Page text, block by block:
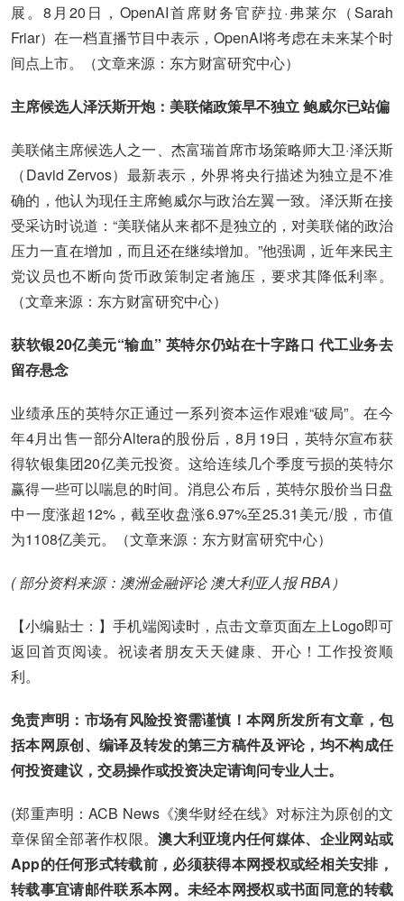
展。8月20日，OpenAI首席财务官萨拉·弗莱尔（Sarah
Friar）在一档直播节目中表示，OpenAI将考虑在未来某个时
间点上市。（文章来源：东方财富研究中心）
主席候选人泽沃斯开炮：美联储政策早不独立 鲍威尔已站偏
美联储主席候选人之一、杰富瑞首席市场策略师大卫·泽沃斯
（David Zervos）最新表示，外界将央行描述为独立是不准
确的，他认为现任主席鲍威尔与政治左翼一致。泽沃斯在接
受采访时说道：“美联储从来都不是独立的，对美联储的政治
压力一直在增加，而且还在继续增加。”他强调，近年来民主
党议员也不断向货币政策制定者施压，要求其降低利率。
（文章来源：东方财富研究中心）
获软银20亿美元“输血” 英特尔仍站在十字路口 代工业务去
留存悬念
业绩承压的英特尔正通过一系列资本运作艰难“破局”。在今
年4月出售一部分Altera的股份后，8月19日，英特尔宣布获
得软银集团20亿美元投资。这给连续几个季度亏损的英特尔
赢得一些可以喘息的时间。消息公布后，英特尔股价当日盘
中一度涨超12%，截至收盘涨6.97%至25.31美元/股，市值
为1108亿美元。（文章来源：东方财富研究中心）
( 部分资料来源：澳洲金融评论 澳大利亚人报 RBA）
【小编贴士：】手机端阅读时，点击文章页面左上Logo即可
返回首页阅读。祝读者朋友天天健康、开心！工作投资顺
利。
免责声明：市场有风险投资需谨慎！本网所发所有文章，包
括本网原创、编译及转发的第三方稿件及评论，均不构成任
何投资建议，交易操作或投资决定请询问专业人士。
(郑重声明：ACB News《澳华财经在线》对标注为原创的文
章保留全部著作权限。澳大利亚境内任何媒体、企业网站或
App的任何形式转载前，必须获得本网授权或经相关安排，
转载事宜请邮件联系本网。未经本网授权或书面同意的转载